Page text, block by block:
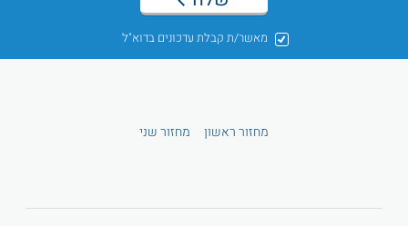
מאשר/ת קבלת עדכונים בדוא"ל
מחזור ראשון מחזור שני